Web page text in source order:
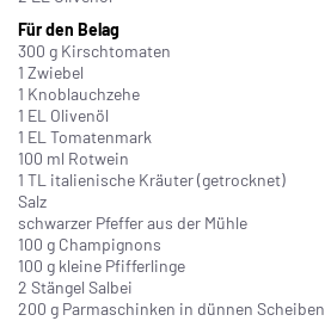
Für den Belag
300 g Kirschtomaten
1 Zwiebel
1 Knoblauchzehe
1 EL Olivenöl
1 EL Tomatenmark
100 ml Rotwein
1 TL italienische Kräuter (getrocknet)
Salz
schwarzer Pfeffer aus der Mühle
100 g Champignons
100 g kleine Pfifferlinge
2 Stängel Salbei
200 g Parmaschinken in dünnen Scheiben